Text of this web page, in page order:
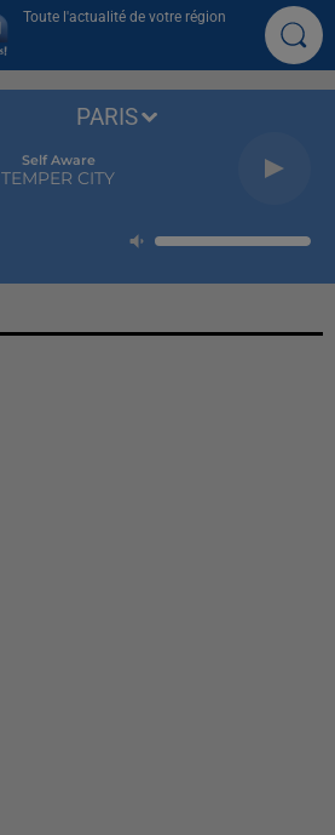
Toute l'actualité de votre région
Self Aware
TEMPER CITY
PARIS